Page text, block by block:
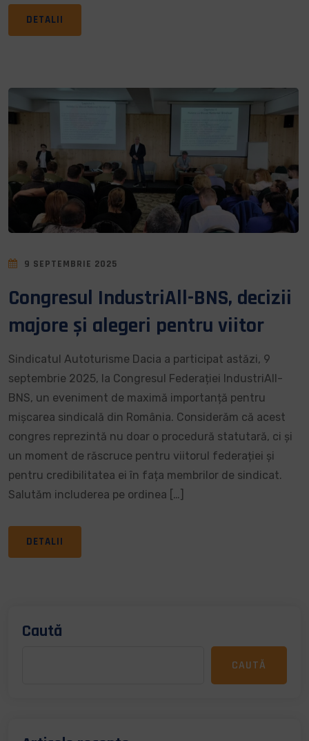
DETALII
9 SEPTEMBRIE 2025
Congresul IndustriAll-BNS, decizii
majore și alegeri pentru viitor
Sindicatul Autoturisme Dacia a participat astăzi, 9
septembrie 2025, la Congresul Federației IndustriAll-
BNS, un eveniment de maximă importanță pentru
mișcarea sindicală din România. Considerăm că acest
congres reprezintă nu doar o procedură statutară, ci și
un moment de răscruce pentru viitorul federației și
pentru credibilitatea ei în fața membrilor de sindicat.
Salutăm includerea pe ordinea […]
DETALII
Caută
CAUTĂ